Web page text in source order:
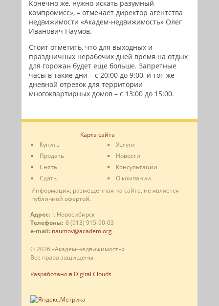
Конечно же, нужно искать разумный
компромисс», – отмечает директор агентства
недвижимости «Академ-недвижимость» Олег
Иванович Наумов.
Стоит отметить, что для выходных и
праздничных нерабочих дней время на отдых
для горожан будет еще больше. Запретные
часы в такие дни – с 20:00 до 9:00, и тот же
дневной отрезок для территории
многоквартирных домов – с 13:00 до 15:00.
Карта сайта
Купить
Продать
Снять
Сдать
Услуги
Новости
Консультации
О компании
Информация, размещенная на сайте, не является
публичной офертой.
Адрес: г. Новосибирск
Телефоны: 8 (913) 915-90-03
e-mail: naumov@academ.org
© 2026 «Академ-недвижимость»
Все права защищены.
Разработано в Digital Clouds